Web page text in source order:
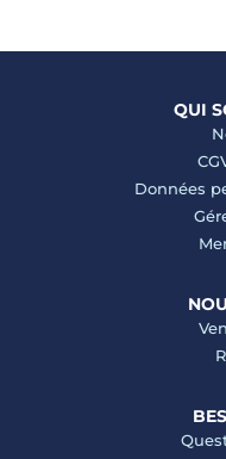
QUI
Données